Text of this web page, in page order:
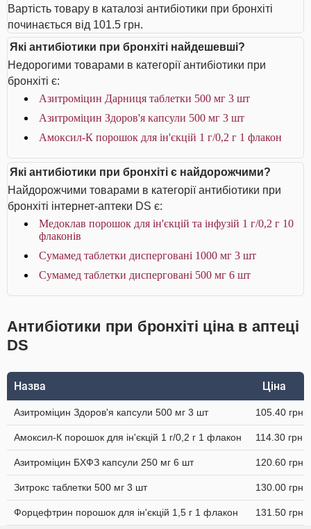
Вартість товару в каталозі антибіотики при бронхіті
починається від 101.5 грн.
Які антибіотики при бронхіті найдешевші?
Недорогими товарами в категорії антибіотики при
бронхіті є:
Азитроміцин Дарниця таблетки 500 мг 3 шт
Азитроміцин Здоров'я капсули 500 мг 3 шт
Амоксил-К порошок для ін'єкцій 1 г/0,2 г 1 флакон
Які антибіотики при бронхіті є найдорожчими?
Найдорожчими товарами в категорії антибіотики при
бронхіті інтернет-аптеки DS є:
Медоклав порошок для ін'єкцій та інфузій 1 г/0,2 г 10
флаконів
Сумамед таблетки дисперговані 1000 мг 3 шт
Сумамед таблетки дисперговані 500 мг 6 шт
Антибіотики при бронхіті ціна в аптеці
DS
Назва Ціна
Азитроміцин Здоров'я капсули 500 мг 3 шт 105.40 грн
Амоксил-К порошок для ін'єкцій 1 г/0,2 г 1 флакон 114.30 грн
Азитроміцин БХФЗ капсули 250 мг 6 шт 120.60 грн
Зитрокс таблетки 500 мг 3 шт 130.00 грн
Форцефтрин порошок для ін'єкцій 1,5 г 1 флакон 131.50 грн